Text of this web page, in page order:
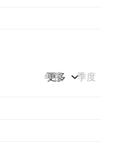
年度 季度
更多